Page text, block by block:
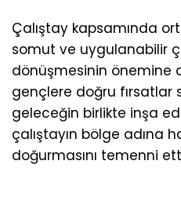
Çalıştay kapsamında
somut ve uygulanabilir
dönüşmesinin önemine
gençlere doğru fırsatlar
geleceğin birlikte inşa
çalıştayın bölge adına
doğurmasını temenni